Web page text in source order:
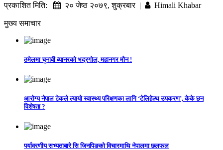
प्रकाशित मिति:
२० जेष्ठ २०७९, शुक्रबार | Himali Khabar
मुख्य समाचार
ठमेलमा चुनावी ब्यानरको भद्रगोल, महानगर मौन !
आरोग्य नेपाल टेकले ल्यायो स्वास्थ्य परिक्षणका लागि ‘टेलिहेल्थ उपकरण’, केके छन
विशेषता ?
पर्यावरणीय सभ्यताबारे सि जिनपिङको विचारमाथि नेपालमा छलफल